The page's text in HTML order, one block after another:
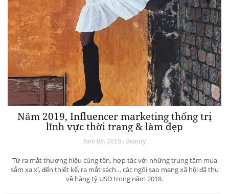
Năm 2019, Influencer marketing thống trị
lĩnh vực thời trang & làm đẹp
Nov 08, 2019 / Beauty
Từ ra mắt thương hiệu cùng tên, hợp tác với những trung tâm mua
sắm xa xỉ, đến thiết kế, ra mắt sách… các ngôi sao mạng xã hội đã thu
về hàng tỷ USD trong năm 2018.